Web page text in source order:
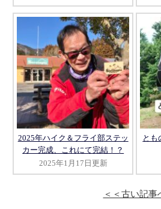
2025年ハイク＆フライ部ステッ
カー完成、これにて完結！？
2025年1月17日更新
とも
＜＜古い記事